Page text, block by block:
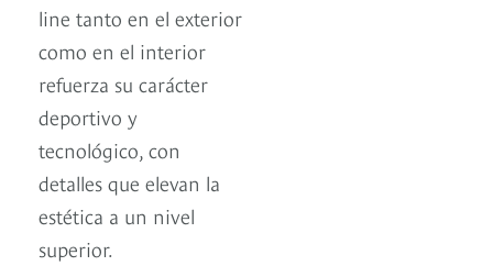
line tanto en el exterior
como en el interior
refuerza su carácter
deportivo y
tecnológico, con
detalles que elevan la
estética a un nivel
superior.